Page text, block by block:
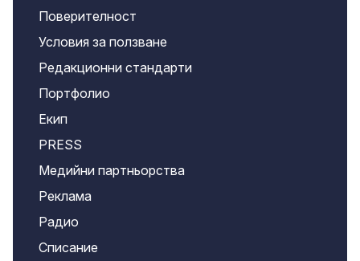
Поверителност
Условия за ползване
Редакционни стандарти
Портфолио
Екип
PRESS
Медийни партньорства
Реклама
Радио
Списание